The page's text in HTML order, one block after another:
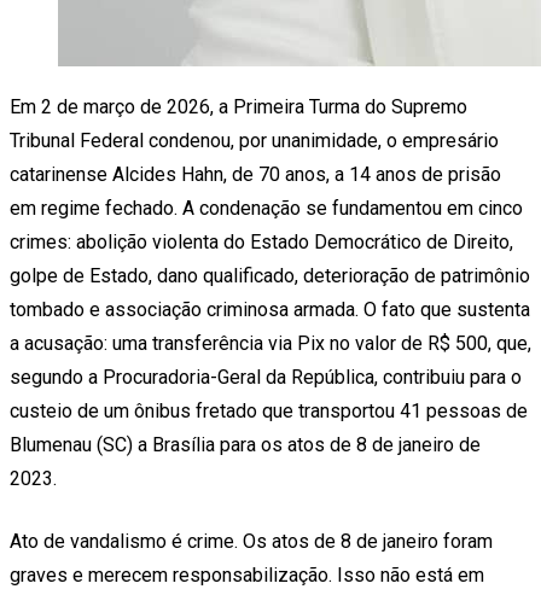
Em 2 de março de 2026, a Primeira Turma do Supremo
Tribunal Federal condenou, por unanimidade, o empresário
catarinense Alcides Hahn, de 70 anos, a 14 anos de prisão
em regime fechado. A condenação se fundamentou em cinco
crimes: abolição violenta do Estado Democrático de Direito,
golpe de Estado, dano qualificado, deterioração de patrimônio
tombado e associação criminosa armada. O fato que sustenta
a acusação: uma transferência via Pix no valor de R$ 500, que,
segundo a Procuradoria-Geral da República, contribuiu para o
custeio de um ônibus fretado que transportou 41 pessoas de
Blumenau (SC) a Brasília para os atos de 8 de janeiro de
2023.
Ato de vandalismo é crime. Os atos de 8 de janeiro foram
graves e merecem responsabilização. Isso não está em